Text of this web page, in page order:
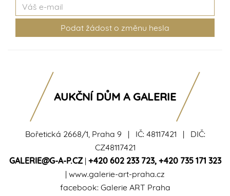
Bořetická 2668/1, Praha 9 | IČ: 48117421 | DIČ:
CZ48117421
GALERIE@G-A-P.CZ| +420 602 233 723, +420 735 171 323
| www.galerie-art-praha.cz
facebook: Galerie ART Praha
AUKČNÍ DŮM A GALERIE